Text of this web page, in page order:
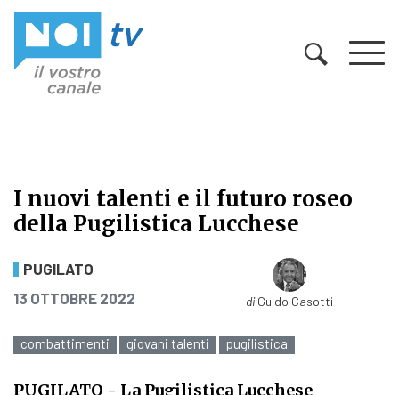
I nuovi talenti e il futuro roseo
della Pugilistica Lucchese
I nuovi talenti e il futuro roseo
PUGILATO
PUBBLICATO IL
13 OTTOBRE 2022 diGuido Casotti
combattimenti giovani talenti pugilistica
PUGILATO - La Pugilistica Lucchese